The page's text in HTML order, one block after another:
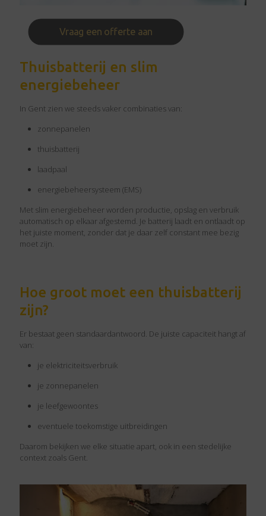
Vraag een offerte aan
Thuisbatterij en slim
energiebeheer
In Gent zien we steeds vaker combinaties van:
zonnepanelen
thuisbatterij
laadpaal
energiebeheersysteem (EMS)
Met slim energiebeheer worden productie, opslag en verbruik
automatisch op elkaar afgestemd. Je batterij laadt en ontlaadt op
het juiste moment, zonder dat je daar zelf constant mee bezig
moet zijn.
Hoe groot moet een thuisbatterij
zijn?
Er bestaat geen standaardantwoord. De juiste capaciteit hangt af
van:
je elektriciteitsverbruik
je zonnepanelen
je leefgewoontes
eventuele toekomstige uitbreidingen
Daarom bekijken we elke situatie apart, ook in een stedelijke
context zoals Gent.